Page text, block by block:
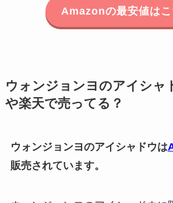
Amazonの最安値はこ
ウォンジョンヨのアイシャ
や楽天で売ってる？
ウォンジョンヨのアイシャドウは
販売されています。